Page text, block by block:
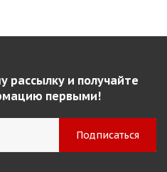
рассылку и получайте
первыми!